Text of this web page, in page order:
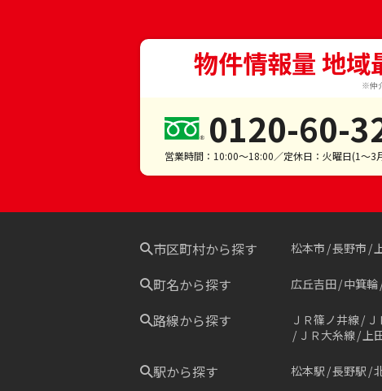
物件情報量 地
※仲
0120-60-
営業時間：10:00～18:00／定休日：火曜日(1～3
市区町村から探す 松本市 長野市
町名から探す 広丘吉田 中箕輪
路線から探す ＪＲ篠ノ井線
ＪＲ大糸線 上
駅から探す 松本駅 長野駅